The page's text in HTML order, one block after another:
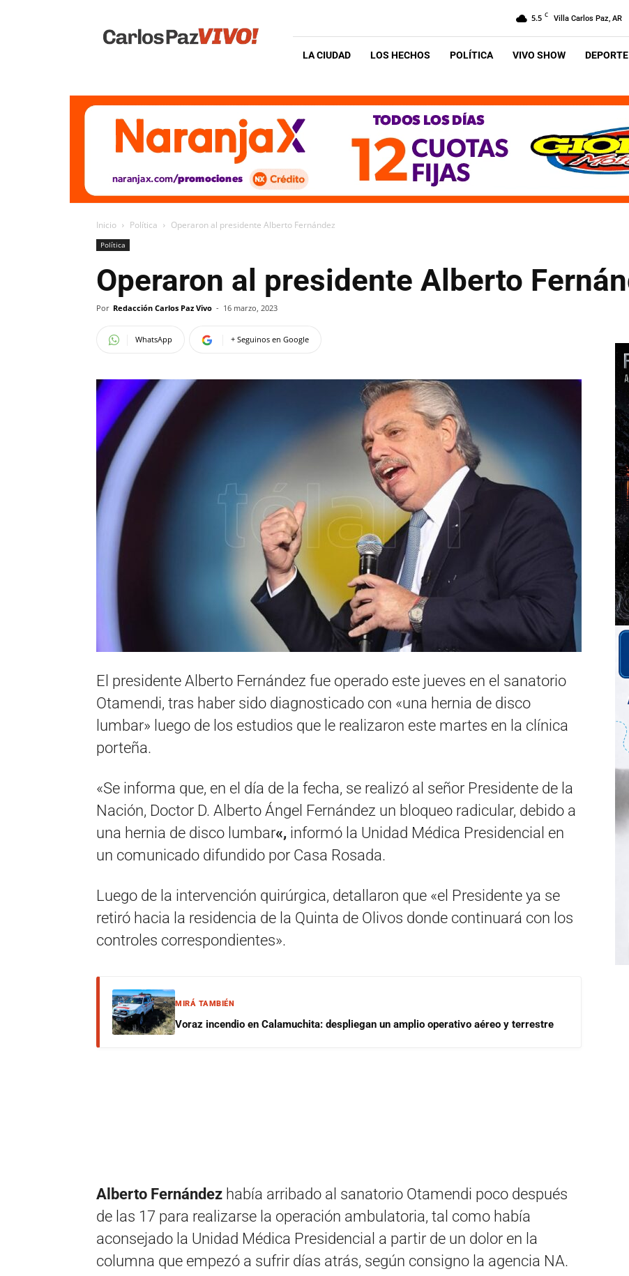
Vivo
5.5 C Villa Carlos Paz, AR
LA CIUDAD LOS HECHOS POLÍTICA VIVO SHOW
Inicio Política Operaron al presidente Alberto Fernández
Política
Operaron al presidente Alberto
Por Redacción Carlos Paz Vivo - 16 marzo, 2023
WhatsApp + Seguinos en Google
El presidente Alberto Fernández fue operado este jueves en el sanatorio
Otamendi, tras haber sido diagnosticado con «una hernia de disco
lumbar» luego de los estudios que le realizaron este martes en la clínica
porteña.
«Se informa que, en el día de la fecha, se realizó al señor Presidente de la
Nación, Doctor D. Alberto Ángel Fernández un bloqueo radicular, debido a
una hernia de disco lumbar«, informó la Unidad Médica Presidencial en
un comunicado difundido por Casa Rosada.
Luego de la intervención quirúrgica, detallaron que «el Presidente ya se
retiró hacia la residencia de la Quinta de Olivos donde continuará con los
controles correspondientes».
MIRÁ TAMBIÉN
Voraz incendio en Calamuchita: despliegan un amplio operativo aéreo y terrestre
Alberto Fernández había arribado al sanatorio Otamendi poco después
de las 17 para realizarse la operación ambulatoria, tal como había
aconsejado la Unidad Médica Presidencial a partir de un dolor en la
columna que empezó a sufrir días atrás, según consigno la agencia NA.